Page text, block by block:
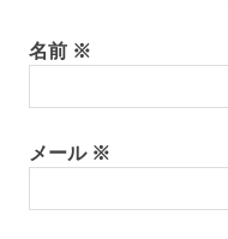
名前 ※
メール ※